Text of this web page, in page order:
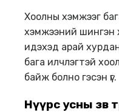
Хоолны хэмжээг
хэмжээний шингэн
идэхэд арай
бага илчлэгтэй
байж болно гэсэн үг.
Нүүрс усны зөв